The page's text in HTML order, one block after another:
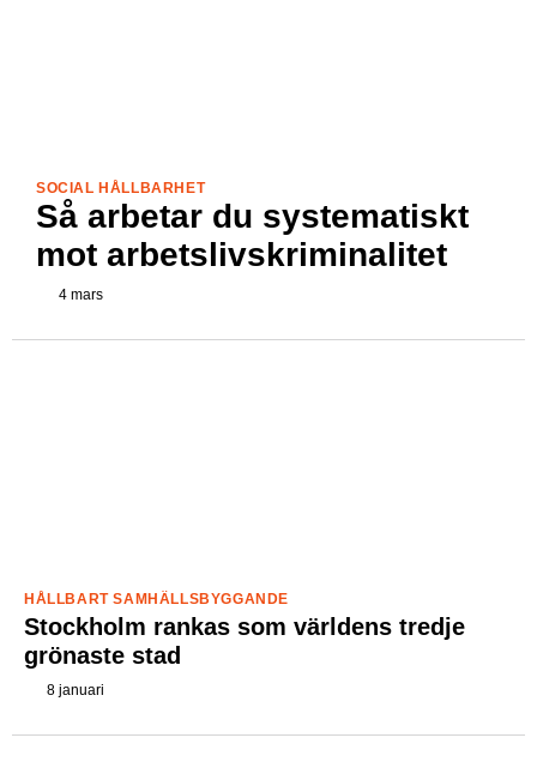
SOCIAL HÅLLBARHET
Så arbetar du systematiskt
mot arbetslivskriminalitet
4 mars
HÅLLBART SAMHÄLLSBYGGANDE
Stockholm rankas som världens tredje
grönaste stad
8 januari